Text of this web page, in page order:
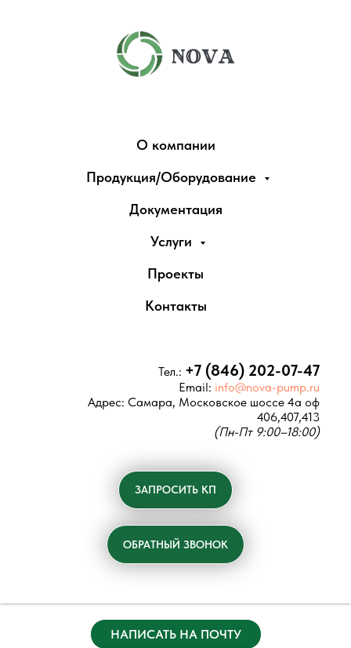
О компании
Продукция/Оборудование
Документация
Услуги
Проекты
Контакты
Тел.: +7 (846) 202-07-47
Email: info@nova-pump.ru
Адрес: Самара, Московское шоссе 4а оф
406,407,413
(Пн-Пт 9:00–18:00)
ЗАПРОСИТЬ КП
ОБРАТНЫЙ ЗВОНОК
НАПИСАТЬ НА ПОЧТУ